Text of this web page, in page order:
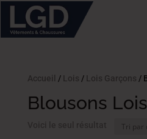
Accueil / Lois / Lois Garçons /
Blousons